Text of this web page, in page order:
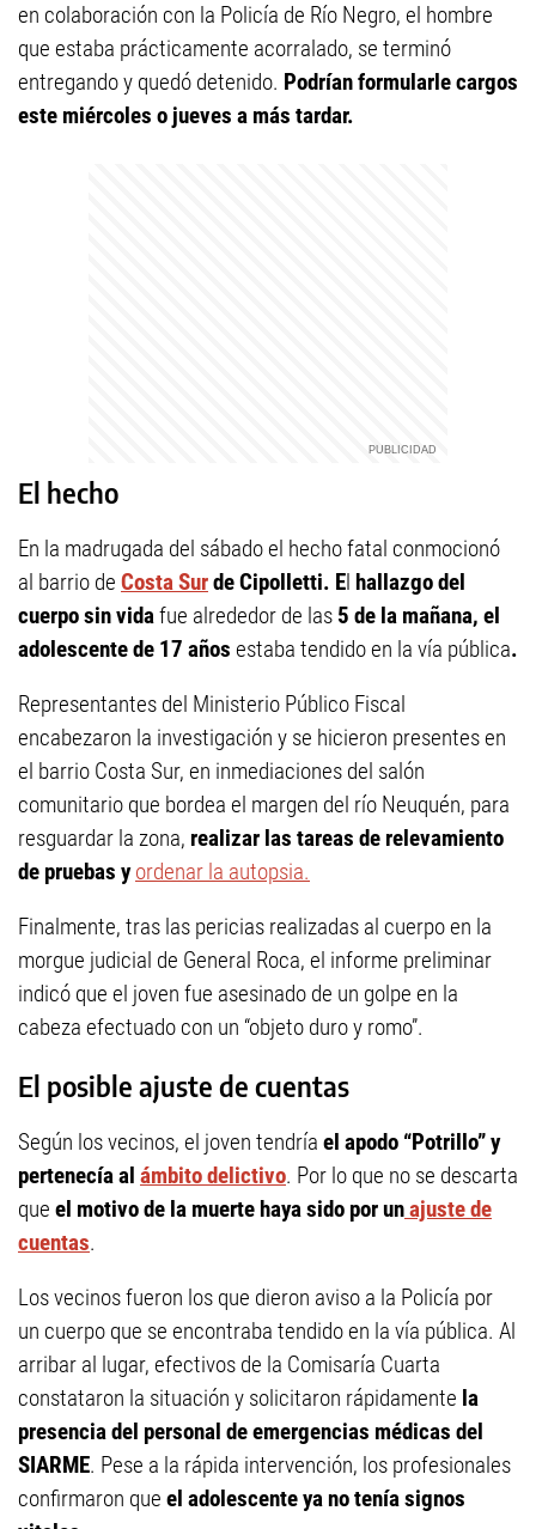
en colaboración con la Policía de Río Negro, el hombre
que estaba prácticamente acorralado, se terminó
entregando y quedó detenido. Podrían formularle cargos
este miércoles o jueves a más tardar.
El hecho
En la madrugada del sábado el hecho fatal conmocionó
al barrio de Costa Surde Cipolletti. El hallazgo del
cuerpo sin vidafue alrededor de las 5 de la mañana, el
adolescente de 17 años estaba tendido en la vía pública.
Representantes del Ministerio Público Fiscal
encabezaron la investigación y se hicieron presentes en
el barrio Costa Sur, en inmediaciones del salón
comunitario que bordea el margen del río Neuquén, para
resguardar la zona, realizar las tareas de relevamiento
de pruebas y ordenar la autopsia.
Finalmente, tras las pericias realizadas al cuerpo en la
morgue judicial de General Roca, el informe preliminar
indicó que el joven fue asesinado de un golpe en la
cabeza efectuado con un “objeto duro y romo”.
El posible ajuste de cuentas
Según los vecinos, el joven tendría el apodo “Potrillo” y
pertenecía al ámbito delictivo. Por lo que no se descarta
que el motivo de la muerte haya sido por unajuste de
cuentas.
Los vecinos fueron los que dieron aviso a la Policía por
un cuerpo que se encontraba tendido en la vía pública. Al
arribar al lugar, efectivos de la Comisaría Cuarta
constataron la situación y solicitaron rápidamente la
presencia del personal de emergencias médicas del
SIARME. Pese a la rápida intervención, los profesionales
confirmaron que el adolescente ya no tenía signos